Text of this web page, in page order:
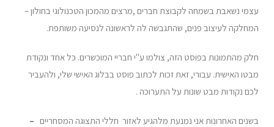
עצמי נשאבת בשמחה לקבוצת חברים ,מרצים מהמכון הטכנולוגי בחולון –
המחלקה לעיצוב פנים, שהתגבשה לה לראשונה לנסיעה משותפת.
חלק מהתמונות בפוסט הזה, צולמו ע"י חבריי המוכשרים. כל אחד ונקודת
מבטו האישית. עבורי, זאת זכות לכתוב פוסט בבלוג האישי שלי, ולהעביר
לכם נקודות מבט שונות על התערוכה .
בשנים האחרונות אני נמנעת מלהגיע לאזור חללי התצוגה המסחריים –